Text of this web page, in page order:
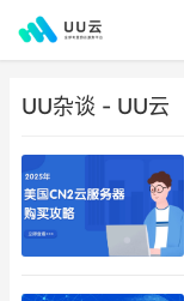
UU杂谈 - UU云